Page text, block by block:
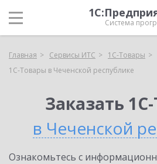
Система
Главная Сервисы ИТС
1С-Товары
1С-Товары в Чеченской республике
Заказать
в Чеченской
Ознакомьтесь с